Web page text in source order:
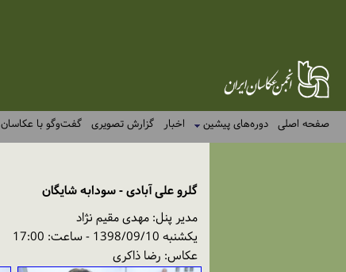
صفحه اصلی دوره‌های پیشین اخبار گزارش تصویری گفت‌وگو با عکاسان
گلرو علی آبادی - سودابه شایگان
مدیر پنل: مهدی مقیم نژاد
یکشنبه 1398/09/10 - ساعت: 17:00
عکاس: رضا ذاکری